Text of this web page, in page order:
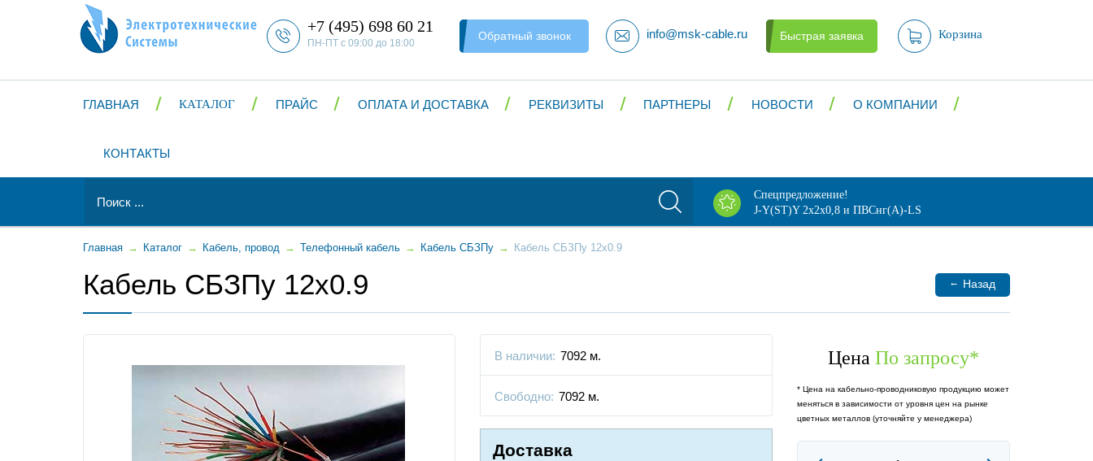
+7 (495) 698 60 21
ПН-ПТ с 09:00 до 18:00
Обратный звонок info@msk-cable.ru Быстрая заявка Корзина
ГЛАВНАЯ КАТАЛОГ ПРАЙС ОПЛАТА И ДОСТАВКА РЕКВИЗИТЫ ПАРТНЕРЫ НОВОСТИ О КОМПАНИИ
КОНТАКТЫ
Спецпредложение!
J-Y(ST)Y 2х2х0,8 и ПВСнг(А)-LS
Главная → Каталог → Кабель, провод → Телефонный кабель → Кабель СБЗПу → Кабель СБЗПу 12x0.9
Кабель СБЗПу 12x0.9 ← Назад
В наличии: 7092 м.
Свободно: 7092 м.
Доставка
Цена По запросу*
* Цена на кабельно-проводниковую продукцию может
меняться в зависимости от уровня цен на рынке
цветных металлов (уточняйте у менеджера)